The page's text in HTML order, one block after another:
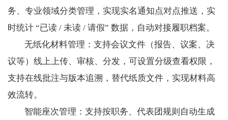
务、专业领域分类管理，实现实名通知点对点推送，实
时统计 “已读 / 未读 / 请假” 数据，自动对接履职档案。
无纸化材料管理：支持会议文件（报告、议案、决
议等）线上上传、审核、分发，可设置分级查看权限，
支持在线批注与版本追溯，替代纸质文件，实现材料高
效流转。
智能座次管理：支持按职务、代表团规则自动生成